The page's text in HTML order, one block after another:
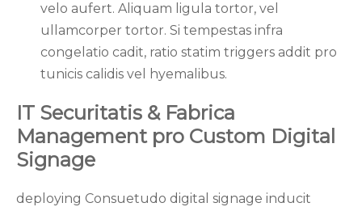
velo aufert. Aliquam ligula tortor, vel
ullamcorper tortor. Si tempestas infra
congelatio cadit, ratio statim triggers addit pro
tunicis calidis vel hyemalibus.
IT Securitatis & Fabrica
Management pro Custom Digital
Signage
deploying Consuetudo digital signage inducit